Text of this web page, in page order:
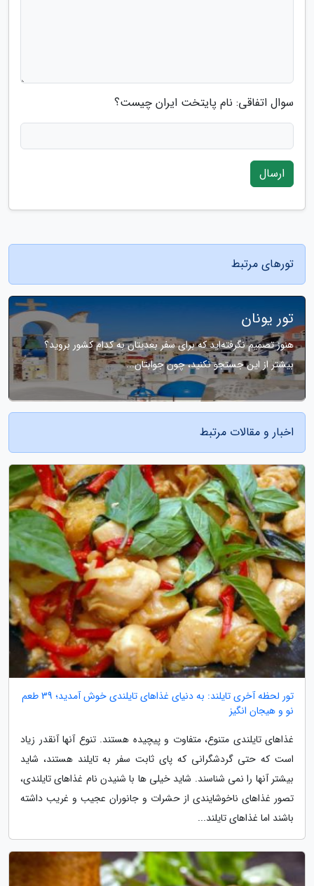
سوال اتفاقی: نام پایتخت ایران چیست؟
ارسال
تورهای مرتبط
تور یونان
هنوز تصمیم نگرفته‌اید که برای سفر بعدیتان به کدام کشور بروید؟
بیشتر از این جستجو نکنید، چون جوابتان...
اخبار و مقالات مرتبط
تور لحظه آخری تایلند: به دنیای غذاهای تایلندی خوش آمدید؛ 39 طعم
نو و هیجان انگیز
غذاهای تایلندی متنوع، متفاوت و پیچیده هستند. تنوع آنها آنقدر زیاد
است که حتی گردشگرانی که پای ثابت سفر به تایلند هستند، شاید
بیشتر آنها را نمی شناسند. شاید خیلی ها با شنیدن نام غذاهای تایلندی،
تصور غذاهای ناخوشایندی از حشرات و جانوران عجیب و غریب داشته
باشند اما غذاهای تایلند...